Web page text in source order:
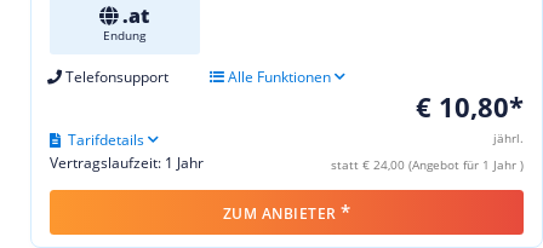
.at
Endung
Telefonsupport Alle Funktionen
€ 10,80*
jährl.
statt € 24,00 (Angebot für 1 Jahr )
Vertragslaufzeit: 1 Jahr
Tarifdetails
ZUM ANBIETER *